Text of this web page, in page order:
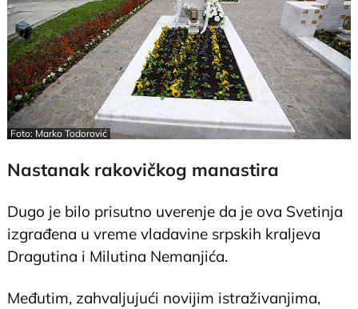
Foto: Marko Todorović
Nastanak rakovičkog manastira
Dugo je bilo prisutno uverenje da je ova Svetinja
izgrađena u vreme vladavine srpskih kraljeva
Dragutina i Milutina Nemanjića.
Međutim, zahvaljujući novijim istraživanjima,